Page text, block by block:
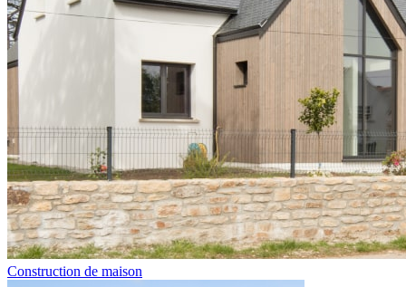
Construction de maison